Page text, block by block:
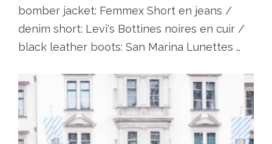
bomber jacket: Femmex Short en jeans /
denim short: Levi's Bottines noires en cuir /
black leather boots: San Marina Lunettes …